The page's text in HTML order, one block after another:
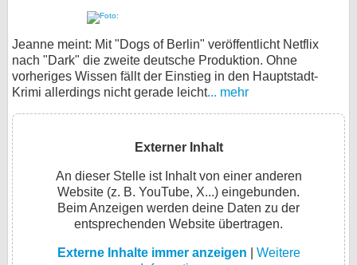
Jeanne meint: Mit "Dogs of Berlin" veröffentlicht Netflix
nach "Dark" die zweite deutsche Produktion. Ohne
vorheriges Wissen fällt der Einstieg in den Hauptstadt-
Krimi allerdings nicht gerade leicht... mehr
Externer Inhalt
An dieser Stelle ist Inhalt von einer anderen
Website (z. B. YouTube, X...) eingebunden.
Beim Anzeigen werden deine Daten zu der
entsprechenden Website übertragen.
Externe Inhalte immer anzeigen
Weitere